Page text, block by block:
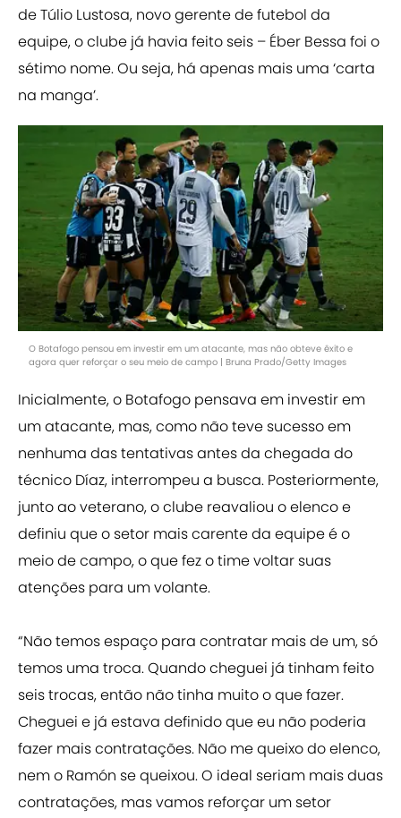
de Túlio Lustosa, novo gerente de futebol da
equipe, o clube já havia feito seis – Éber Bessa foi o
sétimo nome. Ou seja, há apenas mais uma ‘carta
na manga’.
O Botafogo pensou em investir em um atacante, mas não obteve êxito e
agora quer reforçar o seu meio de campo | Bruna Prado/Getty Images
Inicialmente, o Botafogo pensava em investir em
um atacante, mas, como não teve sucesso em
nenhuma das tentativas antes da chegada do
técnico Díaz, interrompeu a busca. Posteriormente,
junto ao veterano, o clube reavaliou o elenco e
definiu que o setor mais carente da equipe é o
meio de campo, o que fez o time voltar suas
atenções para um volante.
“Não temos espaço para contratar mais de um, só
temos uma troca. Quando cheguei já tinham feito
seis trocas, então não tinha muito o que fazer.
Cheguei e já estava definido que eu não poderia
fazer mais contratações. Não me queixo do elenco,
nem o Ramón se queixou. O ideal seriam mais duas
contratações, mas vamos reforçar um setor